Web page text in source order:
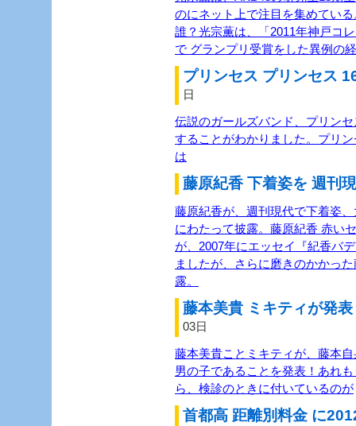
のにネット上で注目を集めてい
誰？光宗薫は、「2011年神戸コ
で グランプリ受賞をした異例の
プリンセス プリンセス
日
伝説のガールズバンド、プリン
することがわかりました。プリ
は
藤原紀香 下着姿を 週刊
藤原紀香が、週刊現代で下着姿
にわたって披露。藤原紀香 赤い
が、2007年にエッセイ『紀香バ
ましたが、さらに磨きのかかっ
露。
藤本美貴 ミキティが発
03日
藤本美貴ことミキティが、藤本
男の子であることを発表！あれ
ら、検診のときに付いているのが
首都高 距離別料金 に